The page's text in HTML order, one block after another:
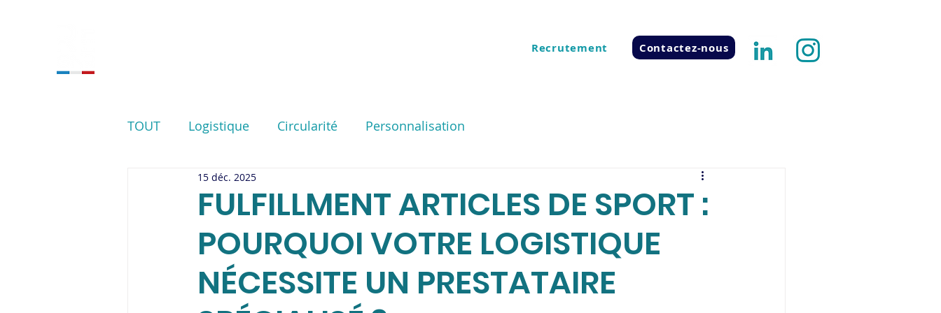
Recrutement Contactez-nous
TOUT Logistique Circularité Personnalisation
FULFILLMENT ARTICLES DE SPORT :
POURQUOI VOTRE LOGISTIQUE
NÉCESSITE UN PRESTATAIRE
15 déc. 2025